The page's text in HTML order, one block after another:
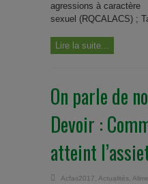
agressions à caractère
sexuel (RQCALACS) ;
Lire la suite...
On parle de
Devoir :
atteint
Acfas2017, Actualités,